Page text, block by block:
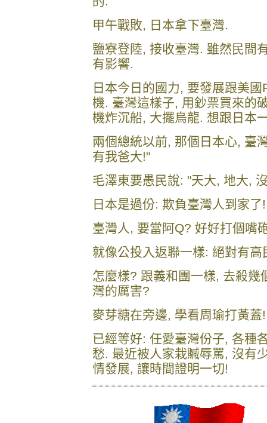
甲午戰敗, 日本拿下臺灣.
鹽寮登陸, 接收臺灣. 雖然民間
有影響.
日本今日的國力, 要發展跟美
機. 臺灣這樣子, 用鈔票買來的
機炸沉船, 大擺烏龍. 想跟日本
兩個總統以前, 那個日本心, 臺
有我爸大!"
毛澤東要愚民說: "天大, 地大,
日本是過份: 欺負臺灣人到家了!
臺灣人, 要當阿Q? 好好打個嘴
就像公投入返聯一樣: 絕對有高
怎麼樣? 跟義和團一樣, 去殺
灣的厲害?
麥芽糖在旁邊, 學看周瑜打黃蓋!
已經等好: 任愛臺灣份子, 各種
愁. 最近被人家栽贓辱罵, 沒有
情發展, 讓時間證明一切!